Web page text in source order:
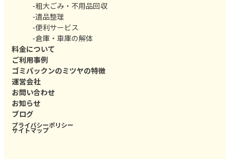
-粗大ごみ・不用品回収
-遺品整理
-便利サービス
-倉庫・車庫の解体
料金について
ご利用事例
ゴミパックンのミツヤの特徴
運営会社
お問い合わせ
お知らせ
ブログ
プライバシーポリシー
サイトマップ